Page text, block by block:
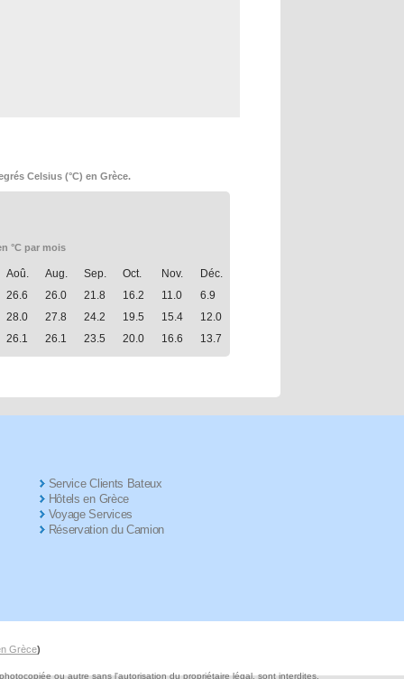
Celsius (°C) en Grèce.
°C par mois
Aoû. Aug. Sep. Oct. Nov.
Déc.
26.6
26.0 21.8 16.2 11.0
6.9
28.0
27.8 24.2 19.5 15.4
12.0
26.1
26.1 23.5 20.0 16.6 13.7
Service Clients Bateux
Hôtels en Grèce
Voyage Services
Réservation du Camion
Grèce)
ou autre sans l'autorisation du propriétaire légal, sont interdites.